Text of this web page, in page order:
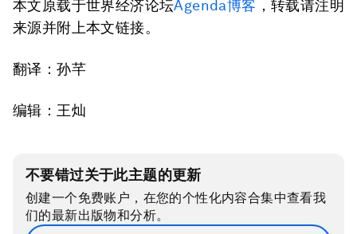
本文原载于世界经济论坛Agenda博客 ，转载请注明
来源并附上本文链接。
翻译：孙芊
编辑：王灿
不要错过关于此主题的更新
创建一个免费账户，在您的个性化内容合集中查看我
们的最新出版物和分析。